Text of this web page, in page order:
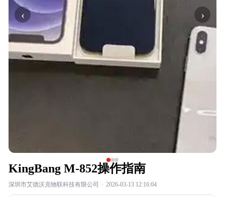
‹ ›
KingBang M-852操作指南
深圳市艾德沃克物联科技有限公司 · 2026-03-13 12:16:04